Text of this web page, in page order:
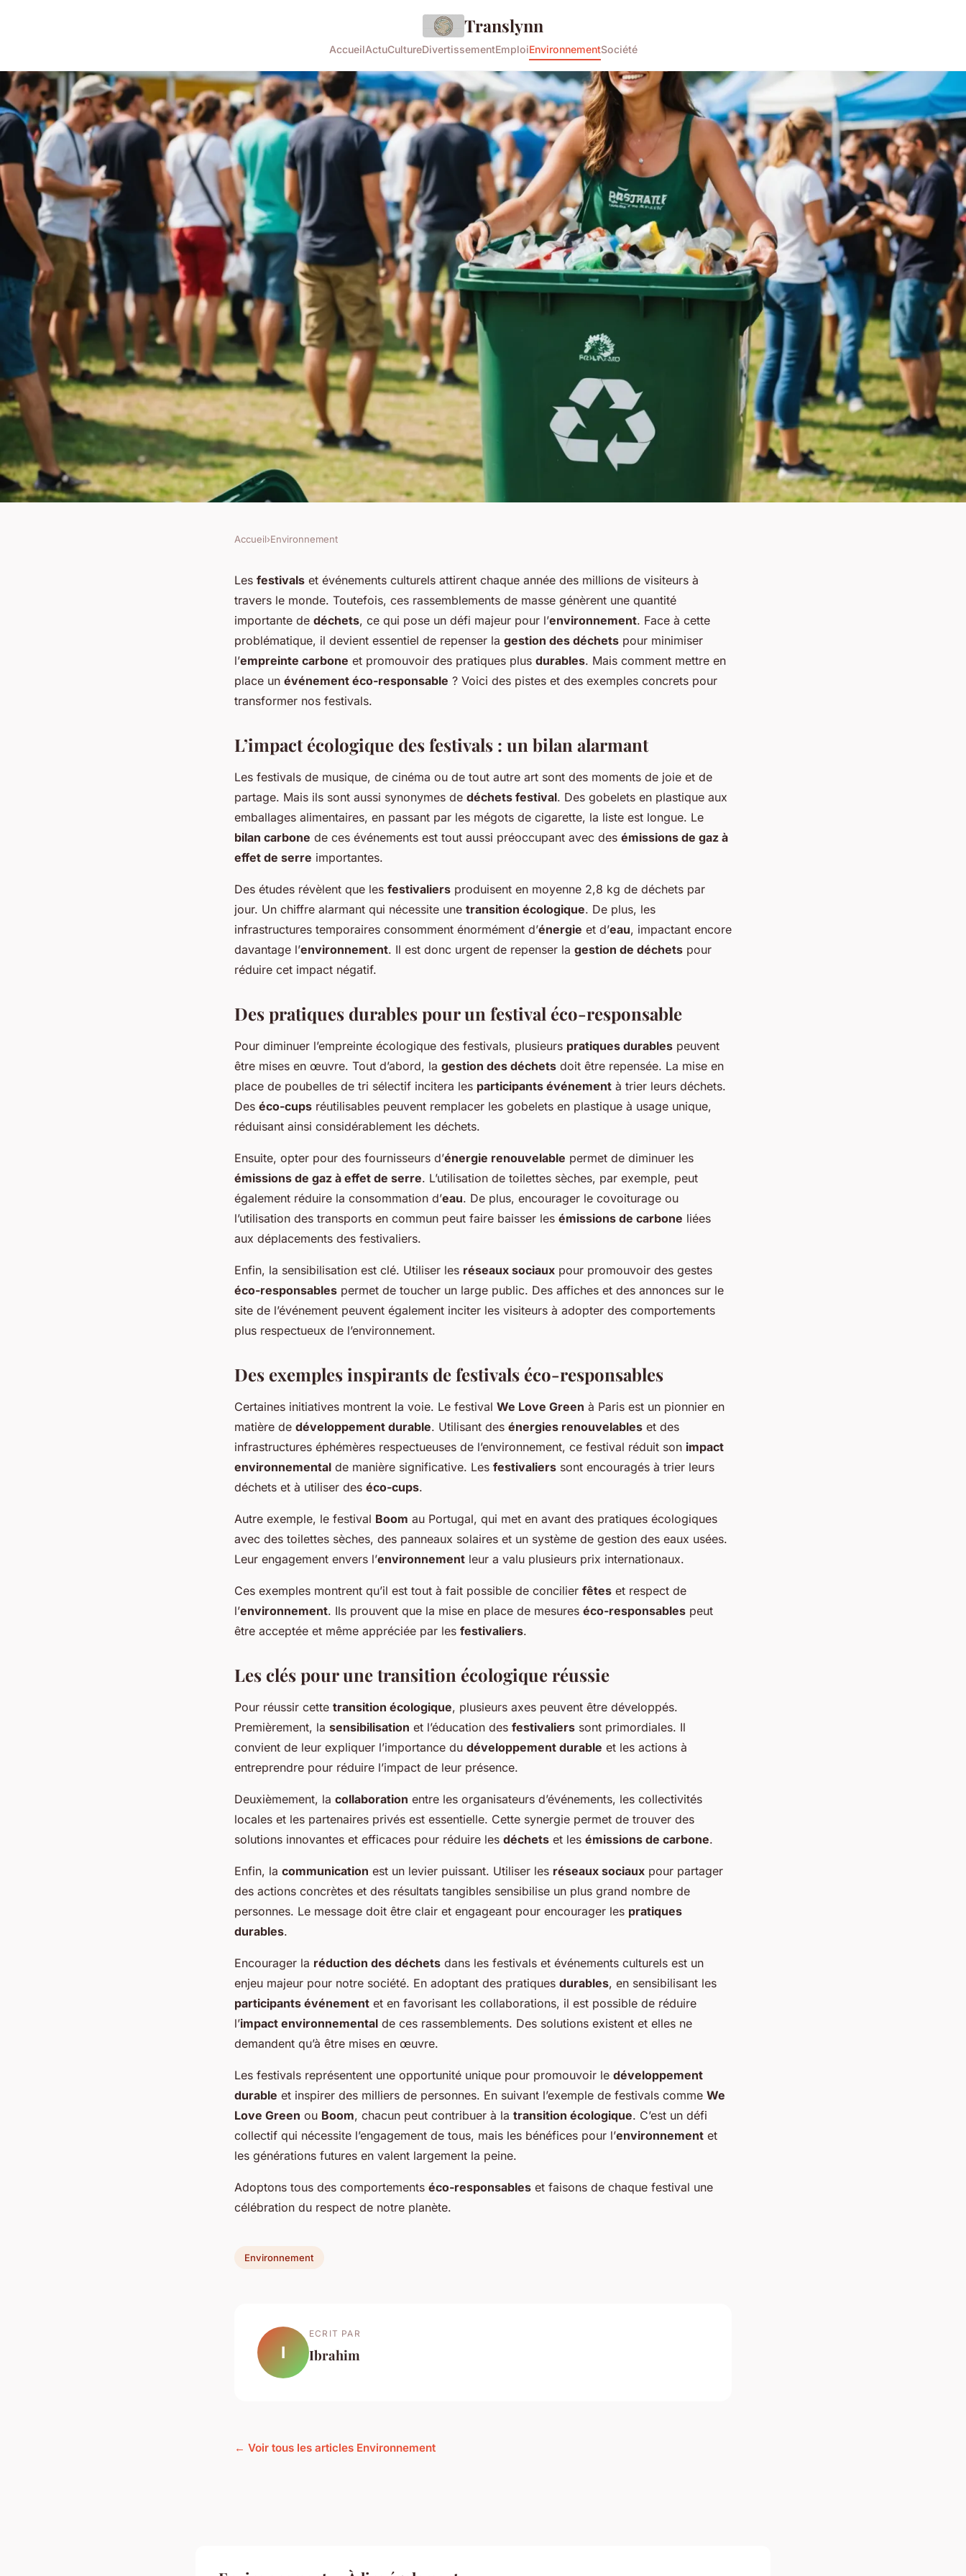
Translynn
AccueilActuCultureDivertissementEmploiEnvironnementSociété
Comment encourager la réduction des
déchets dans les festivals et
événements culturels ?
Accueil›Environnement
Les festivals et événements culturels attirent chaque année des millions de visiteurs à
travers le monde. Toutefois, ces rassemblements de masse génèrent une quantité
importante de déchets, ce qui pose un défi majeur pour l’environnement. Face à cette
problématique, il devient essentiel de repenser la gestion des déchets pour minimiser
l’empreinte carbone et promouvoir des pratiques plus durables. Mais comment mettre en
place un événement éco-responsable ? Voici des pistes et des exemples concrets pour
transformer nos festivals.
L’impact écologique des festivals : un bilan alarmant
Les festivals de musique, de cinéma ou de tout autre art sont des moments de joie et de
partage. Mais ils sont aussi synonymes de déchets festival. Des gobelets en plastique aux
emballages alimentaires, en passant par les mégots de cigarette, la liste est longue. Le
bilan carbone de ces événements est tout aussi préoccupant avec des émissions de gaz à
effet de serre importantes.
Des études révèlent que les festivaliers produisent en moyenne 2,8 kg de déchets par
jour. Un chiffre alarmant qui nécessite une transition écologique. De plus, les
infrastructures temporaires consomment énormément d’énergie et d’eau, impactant encore
davantage l’environnement. Il est donc urgent de repenser la gestion de déchets pour
réduire cet impact négatif.
Des pratiques durables pour un festival éco-responsable
Pour diminuer l’empreinte écologique des festivals, plusieurs pratiques durables peuvent
être mises en œuvre. Tout d’abord, la gestion des déchets doit être repensée. La mise en
place de poubelles de tri sélectif incitera les participants événement à trier leurs déchets.
Des éco-cups réutilisables peuvent remplacer les gobelets en plastique à usage unique,
réduisant ainsi considérablement les déchets.
Ensuite, opter pour des fournisseurs d’énergie renouvelable permet de diminuer les
émissions de gaz à effet de serre. L’utilisation de toilettes sèches, par exemple, peut
également réduire la consommation d’eau. De plus, encourager le covoiturage ou
l’utilisation des transports en commun peut faire baisser les émissions de carbone liées
aux déplacements des festivaliers.
Enfin, la sensibilisation est clé. Utiliser les réseaux sociaux pour promouvoir des gestes
éco-responsables permet de toucher un large public. Des affiches et des annonces sur le
site de l’événement peuvent également inciter les visiteurs à adopter des comportements
plus respectueux de l’environnement.
Des exemples inspirants de festivals éco-responsables
Certaines initiatives montrent la voie. Le festival We Love Green à Paris est un pionnier en
matière de développement durable. Utilisant des énergies renouvelables et des
infrastructures éphémères respectueuses de l’environnement, ce festival réduit son impact
environnemental de manière significative. Les festivaliers sont encouragés à trier leurs
déchets et à utiliser des éco-cups.
Autre exemple, le festival Boom au Portugal, qui met en avant des pratiques écologiques
avec des toilettes sèches, des panneaux solaires et un système de gestion des eaux usées.
Leur engagement envers l’environnement leur a valu plusieurs prix internationaux.
Ces exemples montrent qu’il est tout à fait possible de concilier fêtes et respect de
l’environnement. Ils prouvent que la mise en place de mesures éco-responsables peut
être acceptée et même appréciée par les festivaliers.
Les clés pour une transition écologique réussie
Pour réussir cette transition écologique, plusieurs axes peuvent être développés.
Premièrement, la sensibilisation et l’éducation des festivaliers sont primordiales. Il
convient de leur expliquer l’importance du développement durable et les actions à
entreprendre pour réduire l’impact de leur présence.
Deuxièmement, la collaboration entre les organisateurs d’événements, les collectivités
locales et les partenaires privés est essentielle. Cette synergie permet de trouver des
solutions innovantes et efficaces pour réduire les déchets et les émissions de carbone.
Enfin, la communication est un levier puissant. Utiliser les réseaux sociaux pour partager
des actions concrètes et des résultats tangibles sensibilise un plus grand nombre de
personnes. Le message doit être clair et engageant pour encourager les pratiques
durables.
Encourager la réduction des déchets dans les festivals et événements culturels est un
enjeu majeur pour notre société. En adoptant des pratiques durables, en sensibilisant les
participants événement et en favorisant les collaborations, il est possible de réduire
l’impact environnemental de ces rassemblements. Des solutions existent et elles ne
demandent qu’à être mises en œuvre.
Les festivals représentent une opportunité unique pour promouvoir le développement
durable et inspirer des milliers de personnes. En suivant l’exemple de festivals comme We
Love Green ou Boom, chacun peut contribuer à la transition écologique. C’est un défi
collectif qui nécessite l’engagement de tous, mais les bénéfices pour l’environnement et
les générations futures en valent largement la peine.
Adoptons tous des comportements éco-responsables et faisons de chaque festival une
célébration du respect de notre planète.
Environnement
I
ECRIT PAR
Ibrahim
← Voir tous les articles Environnement